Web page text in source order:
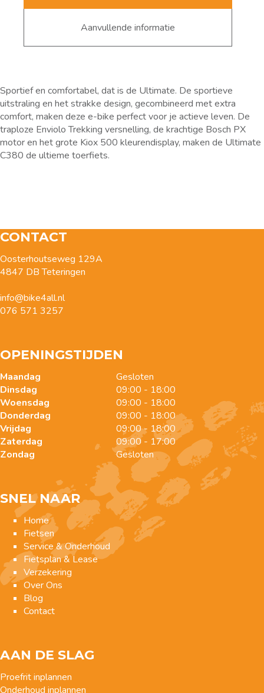
Aanvullende informatie
Sportief en comfortabel, dat is de Ultimate. De sportieve
uitstraling en het strakke design, gecombineerd met extra
comfort, maken deze e-bike perfect voor je actieve leven. De
traploze Enviolo Trekking versnelling, de krachtige Bosch PX
motor en het grote Kiox 500 kleurendisplay, maken de Ultimate
C380 de ultieme toerfiets.
CONTACT
Oosterhoutseweg 129A
4847 DB Teteringen
info@bike4all.nl
076 571 3257
OPENINGSTIJDEN
Maandag
Dinsdag
Woensdag
Donderdag
Vrijdag
Zaterdag
Zondag
Gesloten
09:00 - 18:00
09:00 - 18:00
09:00 - 18:00
09:00 - 18:00
09:00 - 17:00
Gesloten
SNEL NAAR
Home
Fietsen
Service & Onderhoud
Fietsplan & Lease
Verzekering
Over Ons
Blog
Contact
AAN DE SLAG
Proefrit inplannen
Onderhoud inplannen